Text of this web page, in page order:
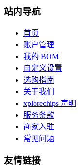
站内导航
首页
账户管理
我的 BOM
自定义设置
选购指南
关于我们
xplorechips 声明
服务条款
商家入驻
常见问题
友情链接